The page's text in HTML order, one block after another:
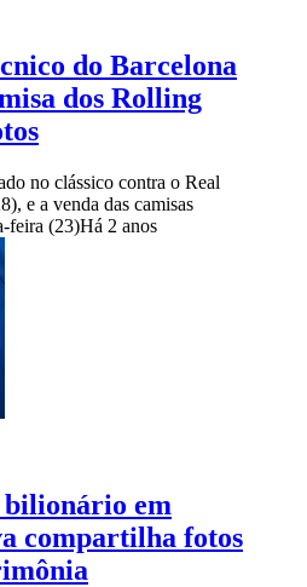
do Barcelona
dos Rolling
no clássico contra o Real
e a venda das camisas
feira (23)Há 2 anos
bilionário em
compartilha fotos